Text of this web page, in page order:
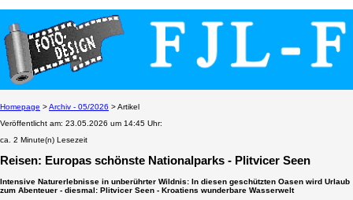
Homepage >Archiv - 05/2026 > Artikel
Veröffentlicht am: 23.05.2026 um 14:45 Uhr:
ca. 2 Minute(n) Lesezeit
Reisen: Europas schönste Nationalparks - Plitvicer Seen
Intensive Naturerlebnisse in unberührter Wildnis: In diesen geschützten Oasen wird Urlaub
zum Abenteuer - diesmal: Plitvicer Seen - Kroatiens wunderbare Wasserwelt